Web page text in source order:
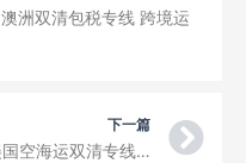
澳洲双清包税专线 跨境运
下一篇
(美国空海运双清专线从中国厦门机场空运水果刀到美国波特兰 (Portland)，美国机场清关、交税、派送门到门空运专线）货物包装要求